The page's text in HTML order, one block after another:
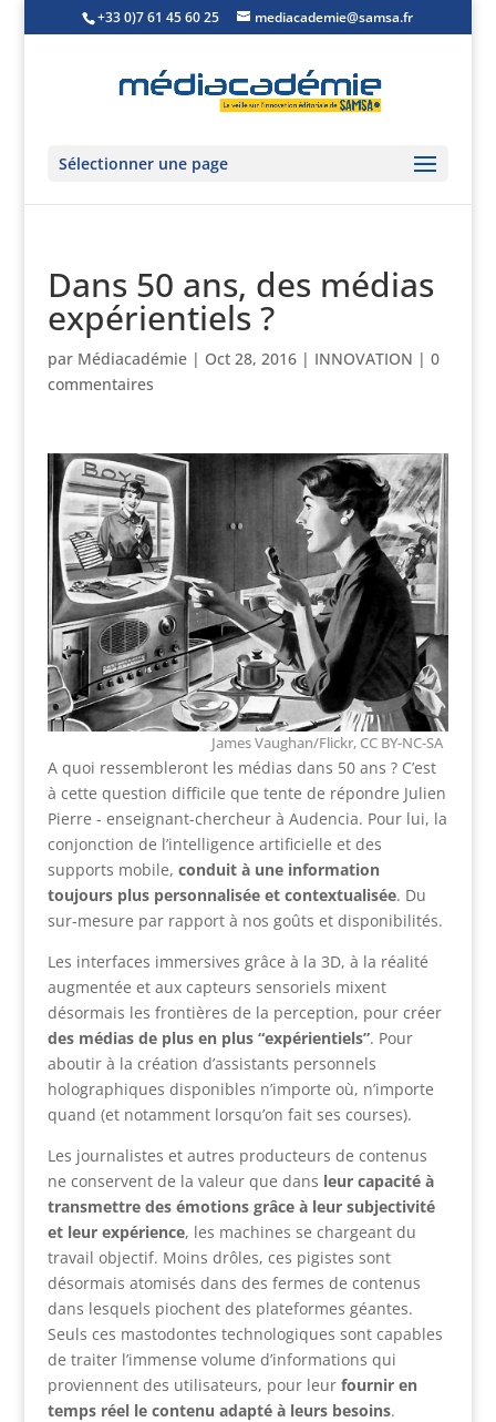
+33 0)7 61 45 60 25 mediacademie@samsa.fr
Sélectionner une page
Dans 50 ans, des médias
expérientiels ?
par Médiacadémie| Oct 28, 2016| INNOVATION | 0
commentaires
James Vaughan/Flickr, CC BY-NC-SA
A quoi ressembleront les médias dans 50 ans ? C’est
à cette question difficile que tente de répondre Julien
Pierre - enseignant-chercheur à Audencia. Pour lui, la
conjonction de l’intelligence artificielle et des
supports mobile, conduit à une information
toujours plus personnalisée et contextualisée. Du
sur-mesure par rapport à nos goûts et disponibilités.
Les interfaces immersives grâce à la 3D, à la réalité
augmentée et aux capteurs sensoriels mixent
désormais les frontières de la perception, pour créer
des médias de plus en plus “expérientiels”. Pour
aboutir à la création d’assistants personnels
holographiques disponibles n’importe où, n’importe
quand (et notamment lorsqu’on fait ses courses).
Les journalistes et autres producteurs de contenus
ne conservent de la valeur que dans leur capacité à
transmettre des émotions grâce à leur subjectivité
et leur expérience, les machines se chargeant du
travail objectif. Moins drôles, ces pigistes sont
désormais atomisés dans des fermes de contenus
dans lesquels piochent des plateformes géantes.
Seuls ces mastodontes technologiques sont capables
de traiter l’immense volume d’informations qui
proviennent des utilisateurs, pour leur fournir en
temps réel le contenu adapté à leurs besoins.